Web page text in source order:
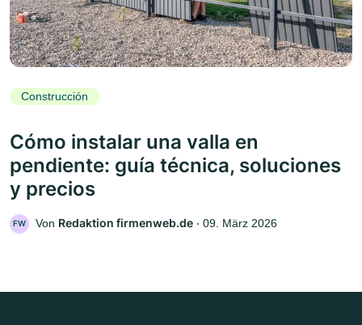
Construcción
Cómo instalar una valla en
pendiente: guía técnica, soluciones
y precios
FW Von Redaktion firmenweb.de ‧ 09. März 2026